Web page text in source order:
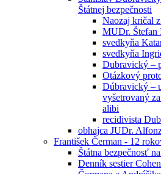
Štátnej bezpečnosti
Naozaj kričal
MUDr. Štefan
svedkyňa
svedkyňa
Dubravický –
Otázkový
Dúbravický –
vyšetrovaný
alibi
recidivista
obhajca JUDr.
František Čerman - 12
Štátna bezpečnosť
Denník sestier